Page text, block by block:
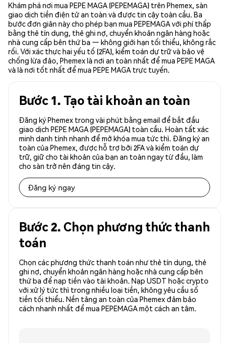
Khám phá nơi mua PEPE MAGA (PEPEMAGA) trên Phemex, sàn
giao dịch tiền điện tử an toàn và được tin cậy toàn cầu. Ba
bước đơn giản này cho phép bạn mua PEPEMAGA với phí thấp
bằng thẻ tín dụng, thẻ ghi nợ, chuyển khoản ngân hàng hoặc
nhà cung cấp bên thứ ba — không giới hạn tối thiểu, không rắc
rối. Với xác thực hai yếu tố (2FA), kiểm toán dự trữ và bảo vệ
chống lừa đảo, Phemex là nơi an toàn nhất để mua PEPE MAGA
và là nơi tốt nhất để mua PEPE MAGA trực tuyến.
Bước 1. Tạo tài khoản an toàn
Đăng ký Phemex trong vài phút bằng email để bắt đầu
giao dịch PEPE MAGA (PEPEMAGA) toàn cầu. Hoàn tất xác
minh danh tính nhanh để mở khóa mua tức thì. Đăng ký an
toàn của Phemex, được hỗ trợ bởi 2FA và kiểm toán dự
trữ, giữ cho tài khoản của bạn an toàn ngay từ đầu, làm
cho sàn trở nên đáng tin cậy.
Đăng ký ngay
Bước 2. Chọn phương thức thanh
toán
Chọn các phương thức thanh toán như thẻ tín dụng, thẻ
ghi nợ, chuyển khoản ngân hàng hoặc nhà cung cấp bên
thứ ba để nạp tiền vào tài khoản. Nạp USDT hoặc crypto
với xử lý tức thì trong nhiều loại tiền, không yêu cầu số
tiền tối thiểu. Nền tảng an toàn của Phemex đảm bảo
cách nhanh nhất để mua PEPEMAGA một cách an tâm.